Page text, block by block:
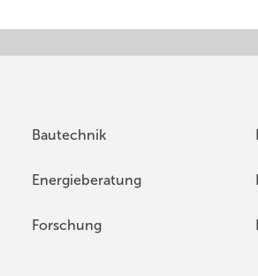
Bautechnik
Energieberatung
Forschung